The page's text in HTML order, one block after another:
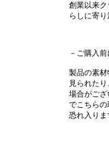
創業以来
らしに寄
－ご購入
製品の素
見られた
場合がご
でこちらの
恐れ入りま